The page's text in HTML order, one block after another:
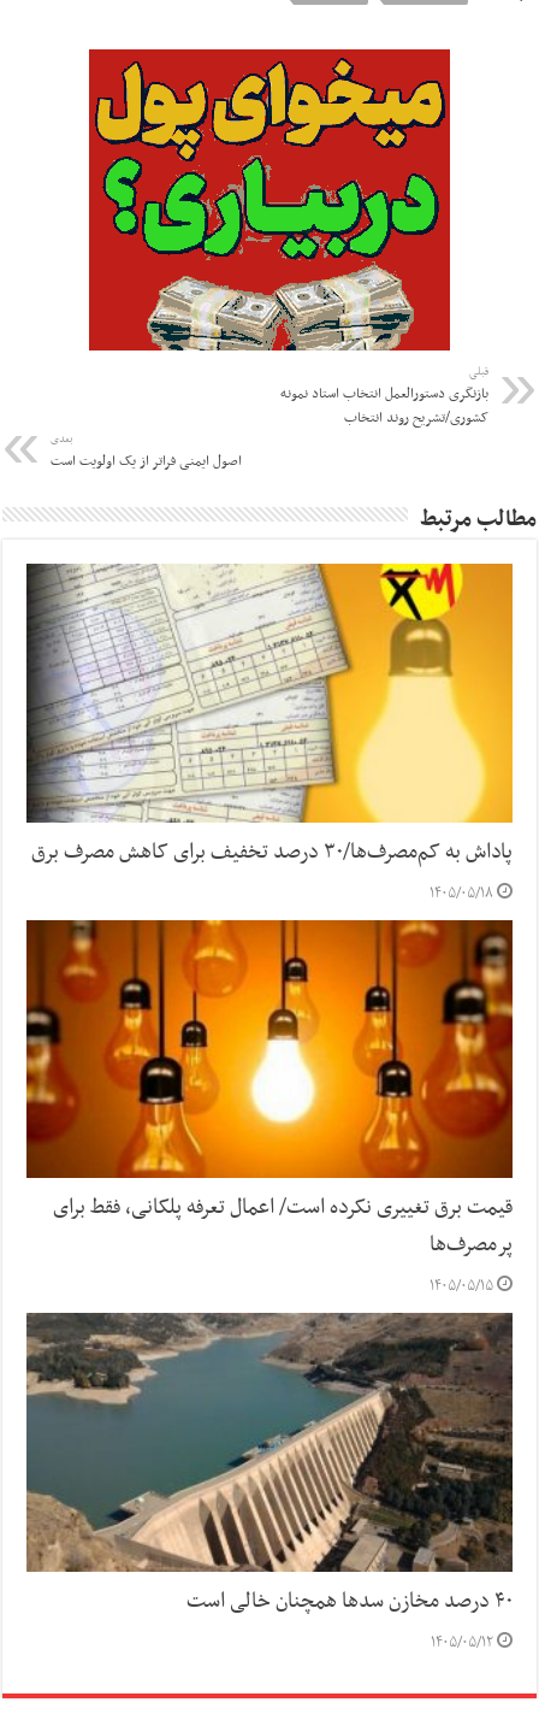
قبلی
بازنگری دستورالعمل انتخاب استاد نمونه
کشوری/تشریح روند انتخاب
بعدی
اصول ایمنی فراتر از یک اولویت است
مطالب مرتبط
پاداش به کم‌مصرف‌ها/۳۰ درصد تخفیف برای کاهش مصرف برق
۱۴۰۵/۰۵/۱۸
قیمت برق تغییری نکرده است/ اعمال تعرفه پلکانی، فقط برای
پرمصرف‌ها
۱۴۰۵/۰۵/۱۵
۴۰ درصد مخازن سد‌ها همچنان خالی است
۱۴۰۵/۰۵/۱۲